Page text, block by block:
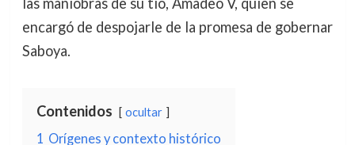
encargó de despojarle de la promesa de gobernar
Saboya.
Contenidos ocultar
1 Orígenes y contexto histórico